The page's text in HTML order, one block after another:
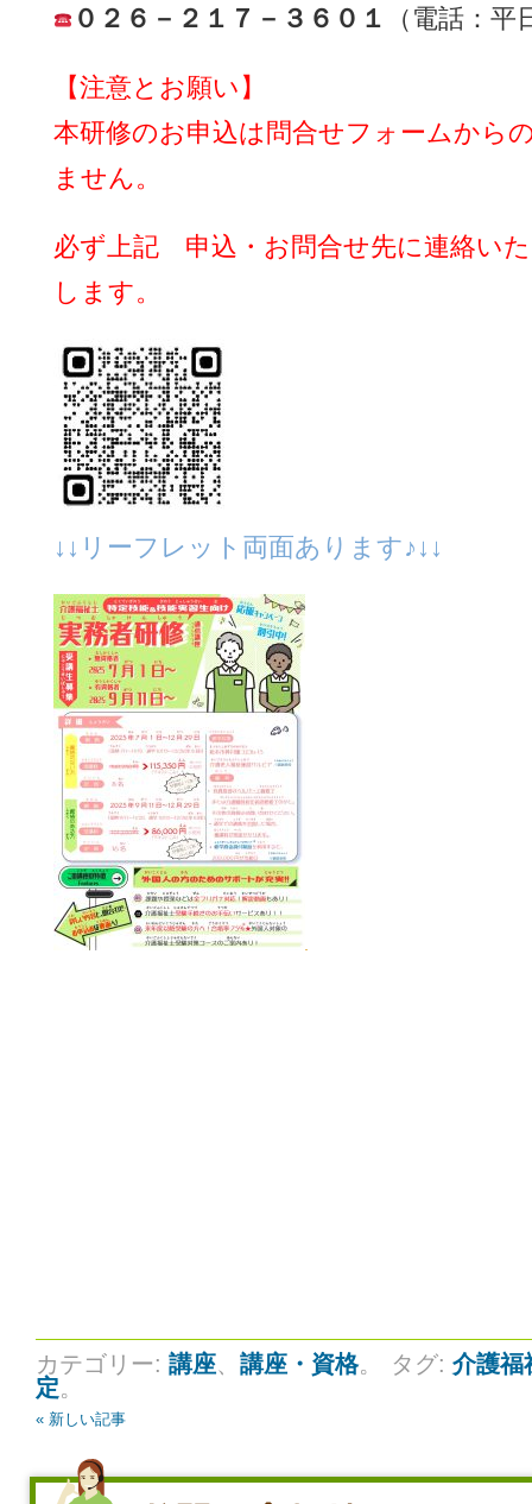
０２６－２１７－３６０１ （電話：
【注意とお願い】
本研修のお申込は問合せフォームから
ません。
必ず上記 申込・お問合せ先に連絡い
します。
↓↓リーフレット両面あります♪↓↓
カテゴリー: 講座、 講座・資格。 タグ: 介護福
定。
« 新しい記事